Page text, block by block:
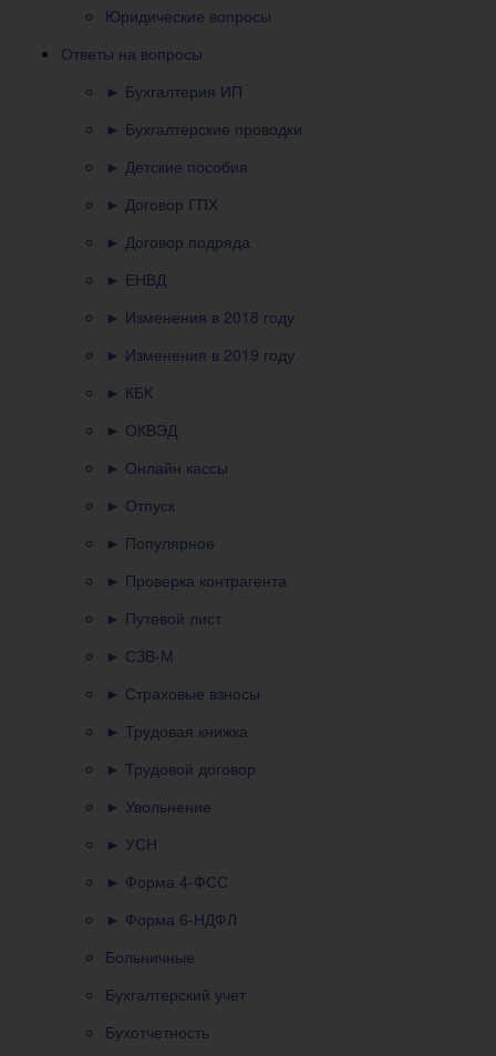
Юридические вопросы
Ответы на вопросы
► Бухгалтерия ИП
► Бухгалтерские проводки
► Детские пособия
► Договор ГПХ
► Договор подряда
► ЕНВД
► Изменения в 2018 году
► Изменения в 2019 году
► КБК
► ОКВЭД
► Онлайн кассы
► Отпуск
► Популярное
► Проверка контрагента
► Путевой лист
► СЗВ-М
► Страховые взносы
► Трудовая книжка
► Трудовой договор
► Увольнение
► УСН
► Форма 4-ФСС
► Форма 6-НДФЛ
Больничные
Бухгалтерский учет
Бухотчетность